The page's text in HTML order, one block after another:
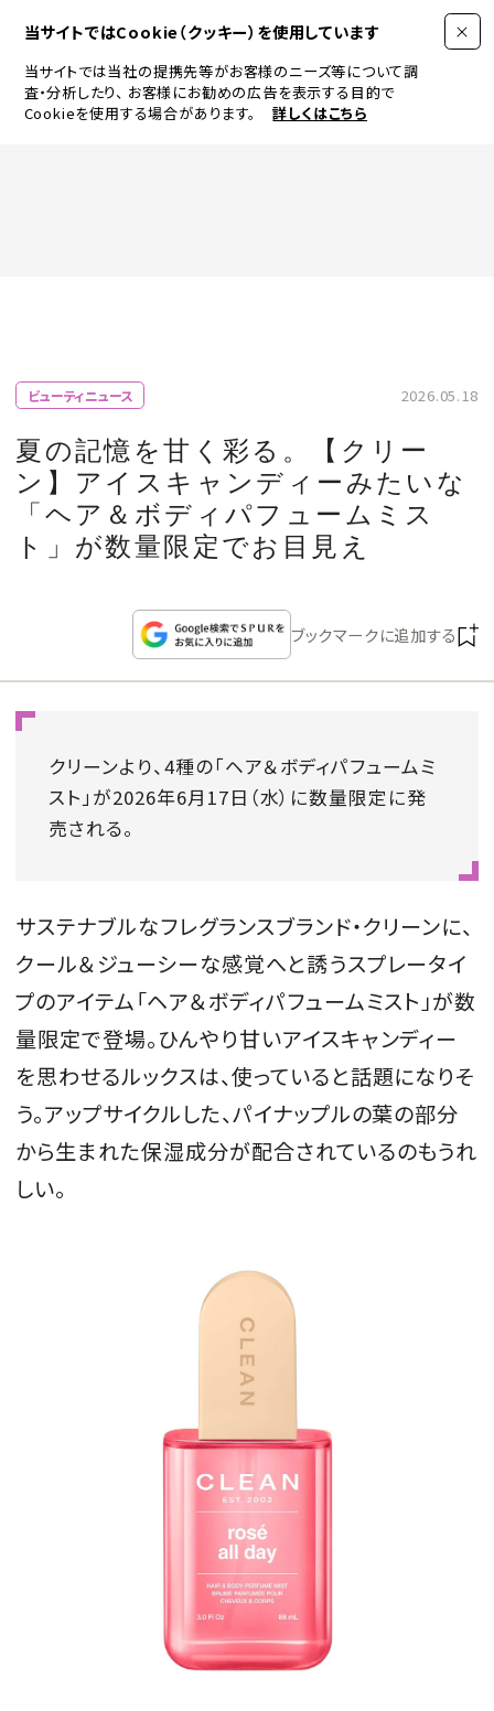
当サイトではCookie（クッキー）を使用しています
当サイトでは当社の提携先等がお客様のニーズ等について調
査・分析したり、 お客様にお勧めの広告を表示する目的で
Cookieを使用する場合があります。
詳しくはこちら
JEWELRY & WATCH
LIFESTYLE
CULTURE
COLLECTION
WEDDING
FORTUNE
SDGs
会員登録
Log in or Sign up
SPUR読者のためのメンバーシッププログラム
「The SPUR Club」。便利な機能と特典を無料で楽し
めます。
MAGAZINE
SPUR 2026 JULY
ビューティニュース 2026.05.18
夏の記憶を甘く彩る。【クリー
ン】アイスキャンディーみたいな
「ヘア＆ボディパフュームミス
ト」が数量限定でお目見え
ブックマークに追加する
クリーンより、4種の「ヘア＆ボディパフュームミ
スト」が2026年6月17日（水）に数量限定に発
売される。
サステナブルなフレグランスブランド・クリーンに、
クール＆ジューシーな感覚へと誘うスプレータイ
プのアイテム「ヘア＆ボディパフュームミスト」が数
量限定で登場。ひんやり甘いアイスキャンディー
を思わせるルックスは、使っていると話題になりそ
う。アップサイクルした、パイナップルの葉の部分
から生まれた保湿成分が配合されているのもうれ
しい。